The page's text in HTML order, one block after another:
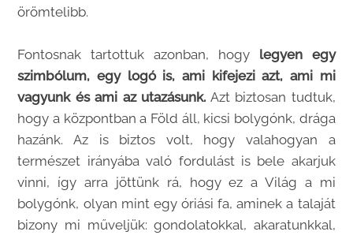
örömtelibb.
Fontosnak tartottuk azonban, hogy legyen egy
szimbólum, egy logó is, ami kifejezi azt, ami mi
vagyunk és ami az utazásunk. Azt biztosan tudtuk,
hogy a központban a Föld áll, kicsi bolygónk, drága
hazánk. Az is biztos volt, hogy valahogyan a
természet irányába való fordulást is bele akarjuk
vinni, így arra jöttünk rá, hogy ez a Világ a mi
bolygónk, olyan mint egy óriási fa, aminek a talaját
bizony mi műveljük: gondolatokkal, akaratunkkal,